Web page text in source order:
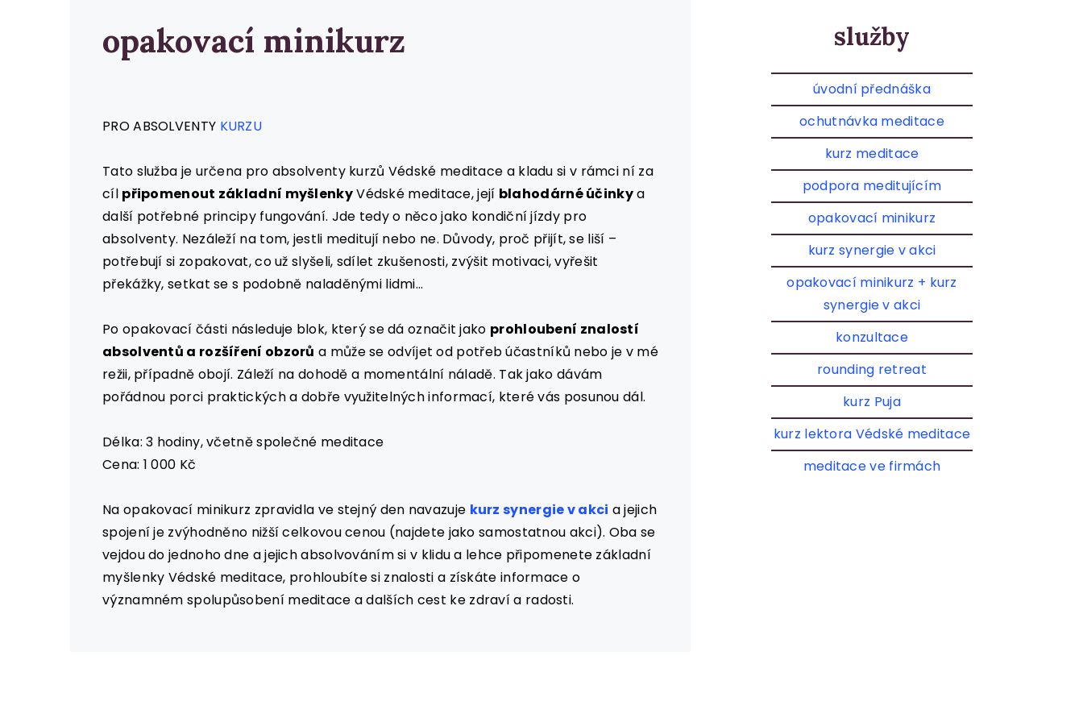
KOŠÍK
opakovací minikurz
PRO ABSOLVENTY KURZU
Tato služba je určena pro absolventy kurzů Védské meditace a kladu si v rámci ní za
cíl připomenout základní myšlenkyVédské meditace, její blahodárné účinkya
další potřebné principy fungování. Jde tedy o něco jako kondiční jízdy pro
absolventy. Nezáleží na tom, jestli meditují nebo ne. Důvody, proč přijít, se liší –
potřebují si zopakovat, co už slyšeli, sdílet zkušenosti, zvýšit motivaci, vyřešit
překážky, setkat se s podobně naladěnými lidmi...
Po opakovací části následuje blok, který se dá označit jako prohloubení znalostí
absolventů a rozšíření obzorů a může se odvíjet od potřeb účastníků nebo je v mé
režii, případně obojí. Záleží na dohodě a momentální náladě. Tak jako dávám
pořádnou porci praktických a dobře využitelných informací, které vás posunou dál.
Délka: 3 hodiny, včetně společné meditace
Cena: 1 000 Kč
Na opakovací minikurz zpravidla ve stejný den navazuje kurz synergie v akci a jejich
spojení je zvýhodněno nižší celkovou cenou (najdete jako samostatnou akci). Oba se
vejdou do jednoho dne a jejich absolvováním si v klidu a lehce připomenete základní
myšlenky Védské meditace, prohloubíte si znalosti a získáte informace o
významném spolupůsobení meditace a dalších cest ke zdraví a radosti.
služby
úvodní přednáška
ochutnávka meditace
kurz meditace
podpora meditujícím
opakovací minikurz
kurz synergie v akci
opakovací minikurz + kurz
synergie v akci
konzultace
rounding retreat
kurz Puja
kurz lektora Védské meditace
meditace ve firmách